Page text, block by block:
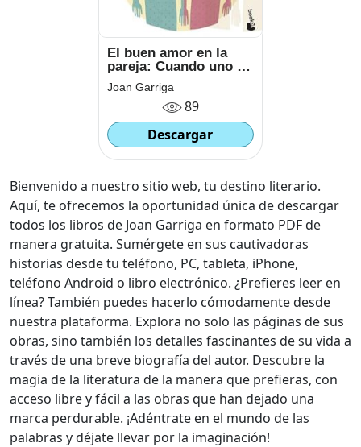
El buen amor en la
pareja: Cuando uno y
uno suman más que
dos
Joan Garriga
89
Descargar
Bienvenido a nuestro sitio web, tu destino literario.
Aquí, te ofrecemos la oportunidad única de descargar
todos los libros de Joan Garriga en formato PDF de
manera gratuita. Sumérgete en sus cautivadoras
historias desde tu teléfono, PC, tableta, iPhone,
teléfono Android o libro electrónico. ¿Prefieres leer en
línea? También puedes hacerlo cómodamente desde
nuestra plataforma. Explora no solo las páginas de sus
obras, sino también los detalles fascinantes de su vida a
través de una breve biografía del autor. Descubre la
magia de la literatura de la manera que prefieras, con
acceso libre y fácil a las obras que han dejado una
marca perdurable. ¡Adéntrate en el mundo de las
palabras y déjate llevar por la imaginación!